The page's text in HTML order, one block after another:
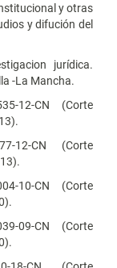
y otras
y difución del
jurídica.
-La Mancha.
12-CN (Corte
12-CN (Corte
10-CN (Corte
09-CN (Corte